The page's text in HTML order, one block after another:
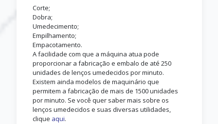
Corte;
Dobra;
Umedecimento;
Empilhamento;
Empacotamento.
A facilidade com que a máquina atua pode
proporcionar a fabricação e embalo de até 250
unidades de lenços umedecidos por minuto.
Existem ainda modelos de maquinário que
permitem a fabricação de mais de 1500 unidades
por minuto. Se você quer saber mais sobre os
lenços umedecidos e suas diversas utilidades,
clique aqui.